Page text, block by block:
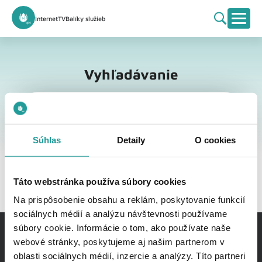
Súhlas Detaily O cookies
Táto webstránka používa súbory cookies
Na prispôsobenie obsahu a reklám, poskytovanie funkcií
sociálnych médií a analýzu návštevnosti používame
súbory cookie. Informácie o tom, ako používate naše
webové stránky, poskytujeme aj našim partnerom v
oblasti sociálnych médií, inzercie a analýzy. Títo partneri
InternetTVBalíky služieb
Vyhľadávanie